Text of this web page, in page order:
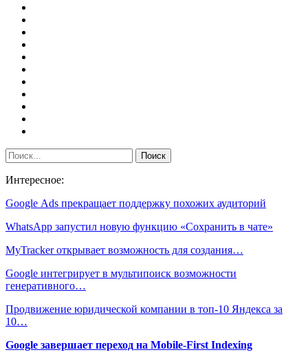
Интересное:
Google Ads прекращает поддержку похожих аудиторий
WhatsApp запустил новую функцию «Сохранить в чате»
MyTracker открывает возможность для создания…
Google интегрирует в мультипоиск возможности
генеративного…
Продвижение юридической компании в топ-10 Яндекса за
10…
Google завершает переход на Mobile-First Indexing